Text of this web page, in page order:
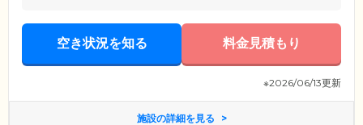
空き状況を知る 料金見積もり
※2026/06/13更新
施設の詳細を見る